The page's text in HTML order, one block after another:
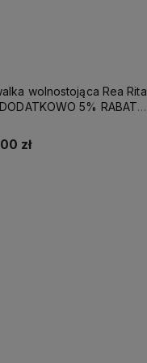
wolnostojąca Rea Rita
5% RABATU
zł